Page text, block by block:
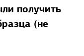
получить
(не